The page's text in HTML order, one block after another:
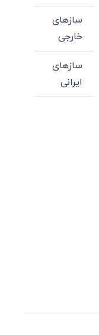
سازهای
خارجی
سازهای
ایرانی